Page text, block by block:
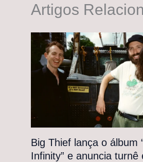
Artigos
Big Thief lança o álbum
Infinity” e anuncia turnê